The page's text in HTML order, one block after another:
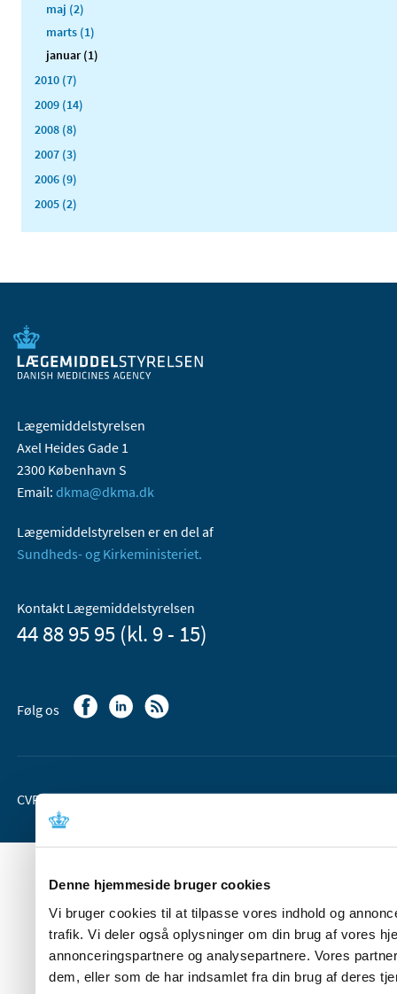
Denne hjemmeside bruger cookies
Vi bruger cookies til at tilpasse vores indhold og
trafik. Vi deler også oplysninger om din brug af vores
annonceringspartnere og analysepartnere. Vores
dem, eller som de har indsamlet fra din brug af deres
maj (2)
marts (1)
januar (1)
2010 (7)
2009 (14)
2008 (8)
2007 (3)
2006 (9)
2005 (2)
Lægemiddelstyrelsen
Axel Heides Gade 1
2300 København S
Email: dkma@dkma.dk
Lægemiddelstyrelsen er en del af
Sundheds- og Kirkeministeriet.
Kontakt Lægemiddelstyrelsen
44 88 95 95 (kl. 9 - 15)
Følg os
CVR-nr. 37 05 24 85 EAN 5798 000 36 33 66